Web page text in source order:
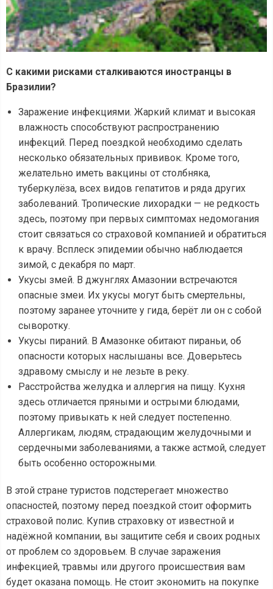
С какими рисками сталкиваются иностранцы в
Бразилии?
Заражение инфекциями. Жаркий климат и высокая
влажность способствуют распространению
инфекций. Перед поездкой необходимо сделать
несколько обязательных прививок. Кроме того,
желательно иметь вакцины от столбняка,
туберкулёза, всех видов гепатитов и ряда других
заболеваний. Тропические лихорадки — не редкость
здесь, поэтому при первых симптомах недомогания
стоит связаться со страховой компанией и обратиться
к врачу. Всплеск эпидемии обычно наблюдается
зимой, с декабря по март.
Укусы змей. В джунглях Амазонии встречаются
опасные змеи. Их укусы могут быть смертельны,
поэтому заранее уточните у гида, берёт ли он с собой
сыворотку.
Укусы пираний. В Амазонке обитают пираньи, об
опасности которых наслышаны все. Доверьтесь
здравому смыслу и не лезьте в реку.
Расстройства желудка и аллергия на пищу. Кухня
здесь отличается пряными и острыми блюдами,
поэтому привыкать к ней следует постепенно.
Аллергикам, людям, страдающим желудочными и
сердечными заболеваниями, а также астмой, следует
быть особенно осторожными.
В этой стране туристов подстерегает множество
опасностей, поэтому перед поездкой стоит оформить
страховой полис. Купив страховку от известной и
надёжной компании, вы защитите себя и своих родных
от проблем со здоровьем. В случае заражения
инфекцией, травмы или другого происшествия вам
будет оказана помощь. Не стоит экономить на покупке